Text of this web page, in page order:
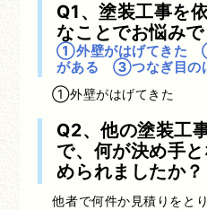
Q1、塗装工事を
なことでお悩みで
①外壁がはげてきた
がある ③つなぎ目
①外壁がはげてきた
Q2、他の塗装工
で、何が決め手
められましたか？
他者で何件か見積りをと